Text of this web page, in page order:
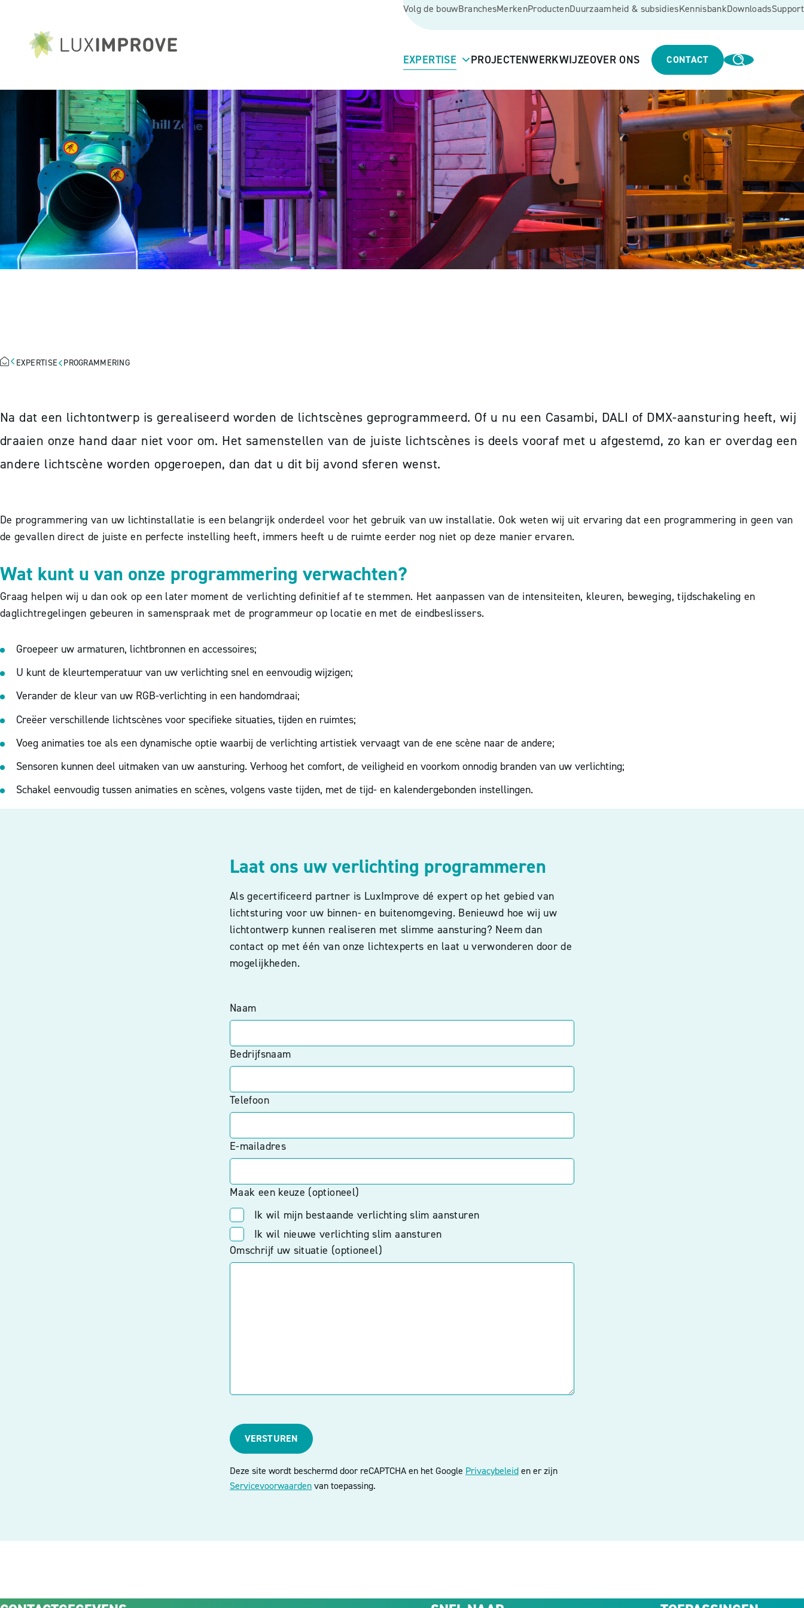
Volg de bouwBranchesMerkenProductenDuurzaamheid & subsidiesKennisbankDownloadsSupport
EXPERTISE PROJECTENWERKWIJZEOVER ONS CONTACT
EXPERTISE PROGRAMMERING
Na dat een lichtontwerp is gerealiseerd worden de lichtscènes geprogrammeerd. Of u nu een Casambi, DALI of DMX-aansturing heeft, wij
draaien onze hand daar niet voor om. Het samenstellen van de juiste lichtscènes is deels vooraf met u afgestemd, zo kan er overdag een
andere lichtscène worden opgeroepen, dan dat u dit bij avond sferen wenst.
De programmering van uw lichtinstallatie is een belangrijk onderdeel voor het gebruik van uw installatie. Ook weten wij uit ervaring dat een programmering in geen van
de gevallen direct de juiste en perfecte instelling heeft, immers heeft u de ruimte eerder nog niet op deze manier ervaren.
Wat kunt u van onze programmering verwachten?
Graag helpen wij u dan ook op een later moment de verlichting definitief af te stemmen. Het aanpassen van de intensiteiten, kleuren, beweging, tijdschakeling en
daglichtregelingen gebeuren in samenspraak met de programmeur op locatie en met de eindbeslissers.
Groepeer uw armaturen, lichtbronnen en accessoires;
U kunt de kleurtemperatuur van uw verlichting snel en eenvoudig wijzigen;
Verander de kleur van uw RGB-verlichting in een handomdraai;
Creëer verschillende lichtscènes voor specifieke situaties, tijden en ruimtes;
Voeg animaties toe als een dynamische optie waarbij de verlichting artistiek vervaagt van de ene scène naar de andere;
Sensoren kunnen deel uitmaken van uw aansturing. Verhoog het comfort, de veiligheid en voorkom onnodig branden van uw verlichting;
Schakel eenvoudig tussen animaties en scènes, volgens vaste tijden, met de tijd- en kalendergebonden instellingen.
Laat ons uw verlichting programmeren
Als gecertificeerd partner is LuxImprove dé expert op het gebied van
lichtsturing voor uw binnen- en buitenomgeving. Benieuwd hoe wij uw
lichtontwerp kunnen realiseren met slimme aansturing? Neem dan
contact op met één van onze lichtexperts en laat u verwonderen door de
mogelijkheden.
Naam
Bedrijfsnaam
Telefoon
E-mailadres
Maak een keuze (optioneel)
Ik wil mijn bestaande verlichting slim aansturen
Ik wil nieuwe verlichting slim aansturen
Omschrijf uw situatie (optioneel)
VERSTUREN
Deze site wordt beschermd door reCAPTCHA en het Google Privacybeleiden er zijn
Servicevoorwaardenvan toepassing.